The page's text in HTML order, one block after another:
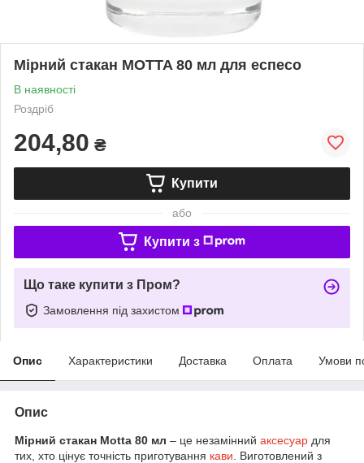
Мірний стакан MOTTA 80 мл для еспесо
В наявності
Роздріб
204,80 ₴
Купити
або
Купити з
Що таке купити з Пром?
Замовлення під захистом
Опис Характеристики Доставка Оплата Умови
Опис
Мірний стакан Motta 80 мл – це незамінний аксесуар для
тих, хто цінує точність приготування кави . Виготовлений з